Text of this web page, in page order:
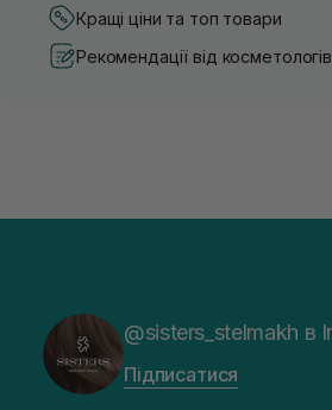
Кращі ціни та топ товари
Рекомендації від косметологів
@sisters_stelmakh в
Підписатися